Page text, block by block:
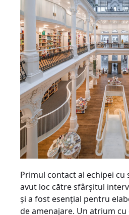
Primul contact al echipei
avut loc către sfârşitul
şi a fost esenţial pentru
de amenajare. Un atrium